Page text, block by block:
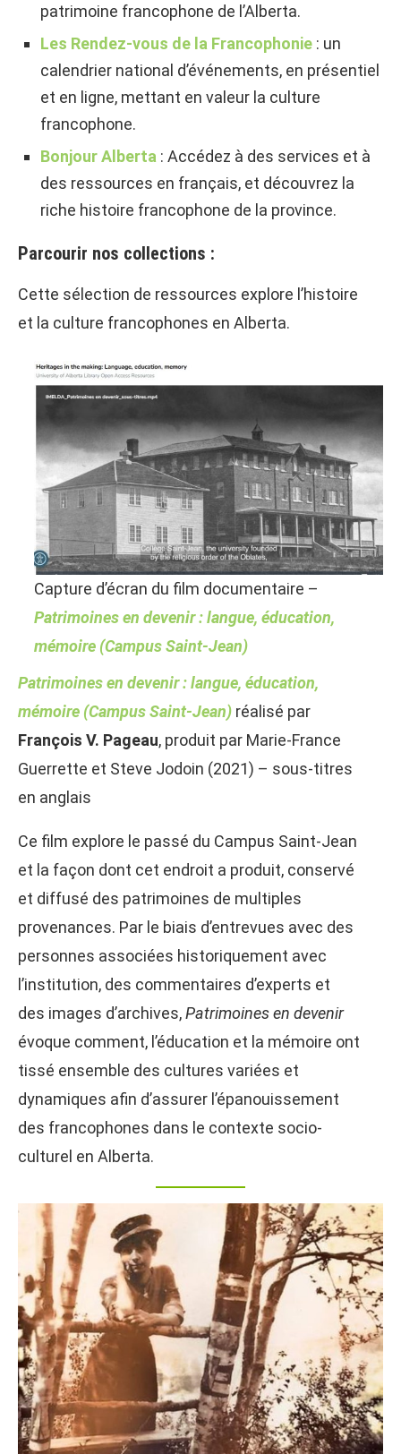
patrimoine francophone de l’Alberta.
Les Rendez-vous de la Francophonie : un
calendrier national d’événements, en présentiel
et en ligne, mettant en valeur la culture
francophone.
Bonjour Alberta : Accédez à des services et à
des ressources en français, et découvrez la
riche histoire francophone de la province.
Parcourir nos collections :
Cette sélection de ressources explore l’histoire
et la culture francophones en Alberta.
Capture d’écran du film documentaire –
Patrimoines en devenir : langue, éducation,
mémoire (Campus Saint-Jean)
Patrimoines en devenir : langue, éducation,
mémoire (Campus Saint-Jean) réalisé par
François V. Pageau, produit par Marie-France
Guerrette et Steve Jodoin (2021) – sous-titres
en anglais
Ce film explore le passé du Campus Saint-Jean
et la façon dont cet endroit a produit, conservé
et diffusé des patrimoines de multiples
provenances. Par le biais d’entrevues avec des
personnes associées historiquement avec
l’institution, des commentaires d’experts et
des images d’archives,Patrimoines en devenir
évoque comment, l’éducation et la mémoire ont
tissé ensemble des cultures variées et
dynamiques afin d’assurer l’épanouissement
des francophones dans le contexte socio-
culturel en Alberta.